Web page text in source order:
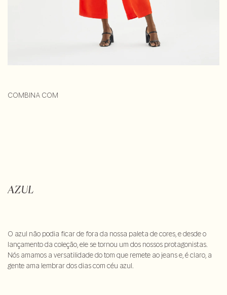
COMBINA COM
AZUL
O azul não podia ficar de fora da nossa paleta de cores, e desde o
lançamento da coleção, ele se tornou um dos nossos protagonistas.
Nós amamos a versatilidade do tom que remete ao jeans e, é claro, a
gente ama lembrar dos dias com céu azul.